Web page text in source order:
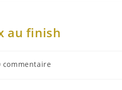
au finish
commentaire